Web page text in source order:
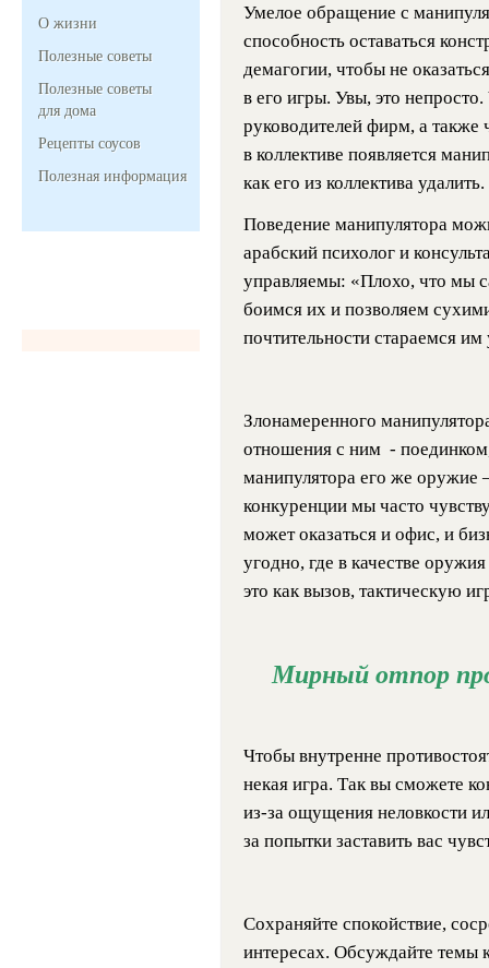
О жизни
Полезные советы
Полезные советы
для дома
Рецепты соусов
Полезная информация
Умелое обращение с
способность оставаться
демагогии, чтобы не
в его игры. Увы, это
руководителей фирм, а также
в коллективе появляется
как его из коллектива удалить.
Поведение манипулятора
арабский психолог и
управляемы: «Плохо, что мы
боимся их и позволяем
почтительности стараемся
Злонамеренного
отношения с ним - поединком,
манипулятора его же оружие
конкуренции мы часто
может оказаться и офис, и
угодно, где в качестве
это как вызов, тактическую
Мирный отпор
Чтобы внутренне
некая игра. Так вы сможете
из-за ощущения неловкости
за попытки заставить вас
Сохраняйте спокойствие,
интересах. Обсуждайте темы